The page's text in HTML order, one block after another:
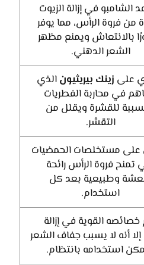
الشامبو في إزالة الزيوت
من فروة الرأس، مما يوفر
بالانتعاش ويمنع مظهر
الشعر الدهني.
على زينك بيريثيونالذي
في محاربة الفطريات
للقشرة ويقلل من
التقشر.
على مستخلصات الحمضيات
تمنح فروة الرأس رائحة
وطبيعية بعد كل
استخدام.
خصائصه القوية في إزالة
إلا أنه لا يسبب جفاف الشعر
استخدامه بانتظام.